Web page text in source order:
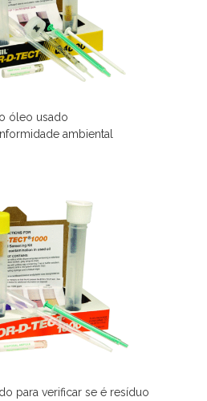
óleo usado
ambiental
para verificar se é resíduo